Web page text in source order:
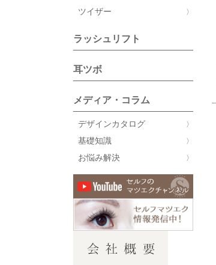
ツイザー
ラッシュリフト
耳ツボ
メディア・コラム
デザインカタログ
基礎知識
お悩み解決